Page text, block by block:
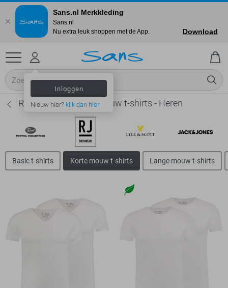
Inloggen
Nieuw hier? klik dan hier
RJ Bodywear Korte mouw t-shirts - Heren
Basic t-shirts Korte mouw t-shirts Lange mouw t-shirts
Sans.nl Merkkleding
Sans.nl
Nu extra leuk shoppen met de App.
Download